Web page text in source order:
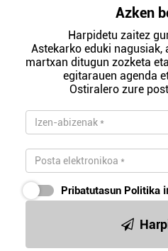
Azken
Harpidetu zaitez
Astekarko eduki nagusiak,
martxan ditugun zozketa
egitarauen agenda
Ostiralero zure
Pribatutasun Politika